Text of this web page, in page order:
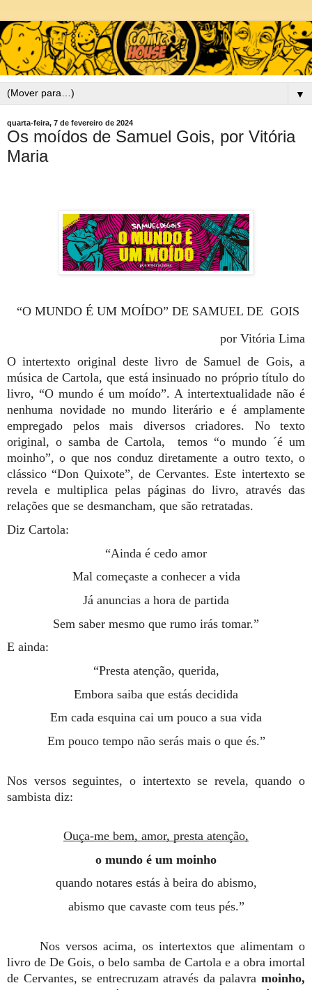
▼
quarta-feira, 7 de fevereiro de 2024
Os moídos de Samuel Gois, por Vitória
Maria
“O MUNDO É UM MOÍDO” DE SAMUEL DE GOIS
por Vitória Lima
O intertexto original deste livro de Samuel de Gois, a
música de Cartola, que está insinuado no próprio título do
livro, “O mundo é um moído”. A intertextualidade não é
nenhuma novidade no mundo literário e é amplamente
empregado pelos mais diversos criadores. No texto
original, o samba de Cartola, temos “o mundo ´é um
moinho”, o que nos conduz diretamente a outro texto, o
clássico “Don Quixote”, de Cervantes. Este intertexto se
revela e multiplica pelas páginas do livro, através das
relações que se desmancham, que são retratadas.
Diz Cartola:
“Ainda é cedo amor
Mal começaste a conhecer a vida
Já anuncias a hora de partida
Sem saber mesmo que rumo irás tomar.”
E ainda:
“Presta atenção, querida,
Embora saiba que estás decidida
Em cada esquina cai um pouco a sua vida
Em pouco tempo não serás mais o que és.”
Nos versos seguintes, o intertexto se revela, quando o
sambista diz:
Ouça-me bem, amor, presta atenção,
o mundo é um moinho
quando notares estás à beira do abismo,
abismo que cavaste com teus pés.”
Nos versos acima, os intertextos que alimentam o
livro de De Gois, o belo samba de Cartola e a obra imortal
de Cervantes, se entrecruzam através da palavra moinho,